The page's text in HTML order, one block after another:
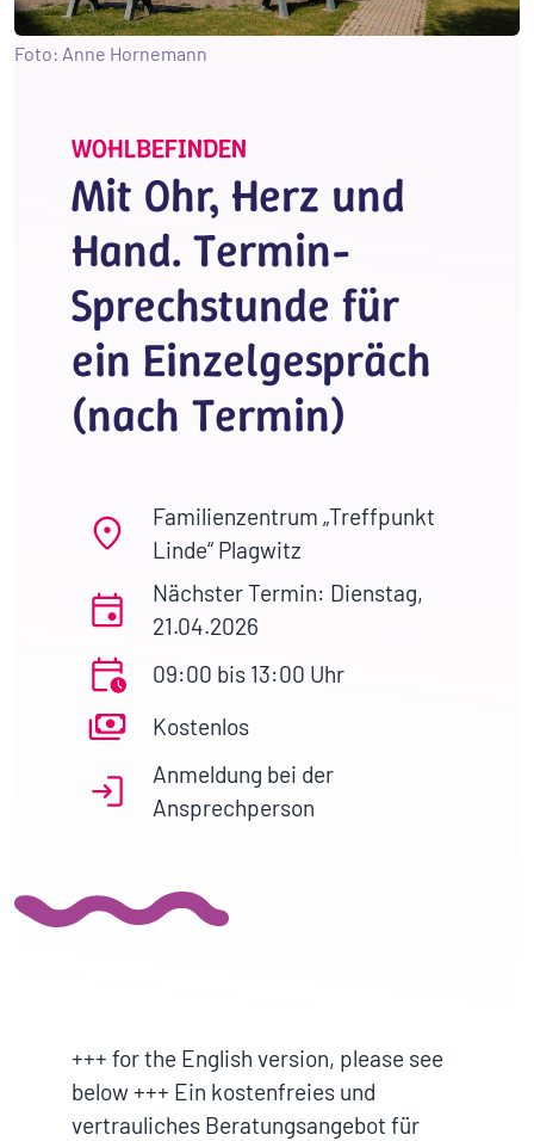
Foto: Anne Hornemann
WOHLBEFINDEN
Mit Ohr, Herz und
Hand. Termin-
Sprechstunde für
ein Einzelgespräch
(nach Termin)
Familienzentrum „Treffpunkt
Linde“ Plagwitz
Nächster Termin: Dienstag,
21.04.2026
09:00 bis 13:00 Uhr
Kostenlos
Anmeldung bei der
Ansprechperson
+++ for the English version, please see
below +++ Ein kostenfreies und
vertrauliches Beratungsangebot für